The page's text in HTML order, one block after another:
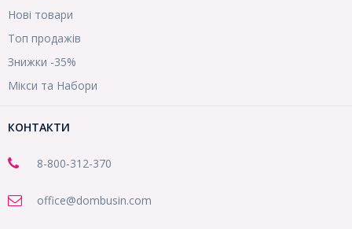
Нові товари
Топ продажів
Знижки -35%
Мікси та Набори
КОНТАКТИ
8-800-312-370
office@dombusin.com